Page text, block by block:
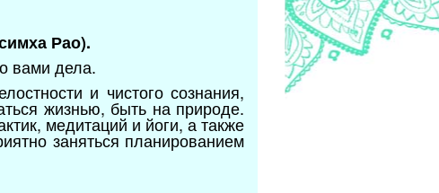
Рао).
вами дела.
и чистого сознания,
жизнью, быть на природе.
медитаций и йоги, а также
заняться планированием